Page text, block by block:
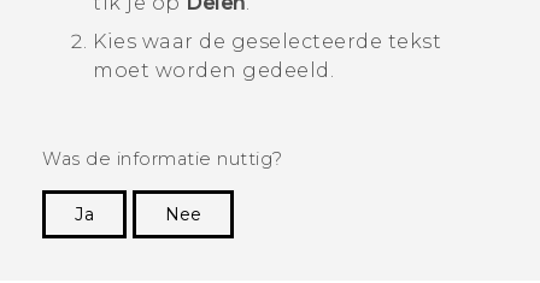
Kies waar de geselecteerde tekst
moet worden gedeeld.
Was de informatie nuttig?
Ja
Nee